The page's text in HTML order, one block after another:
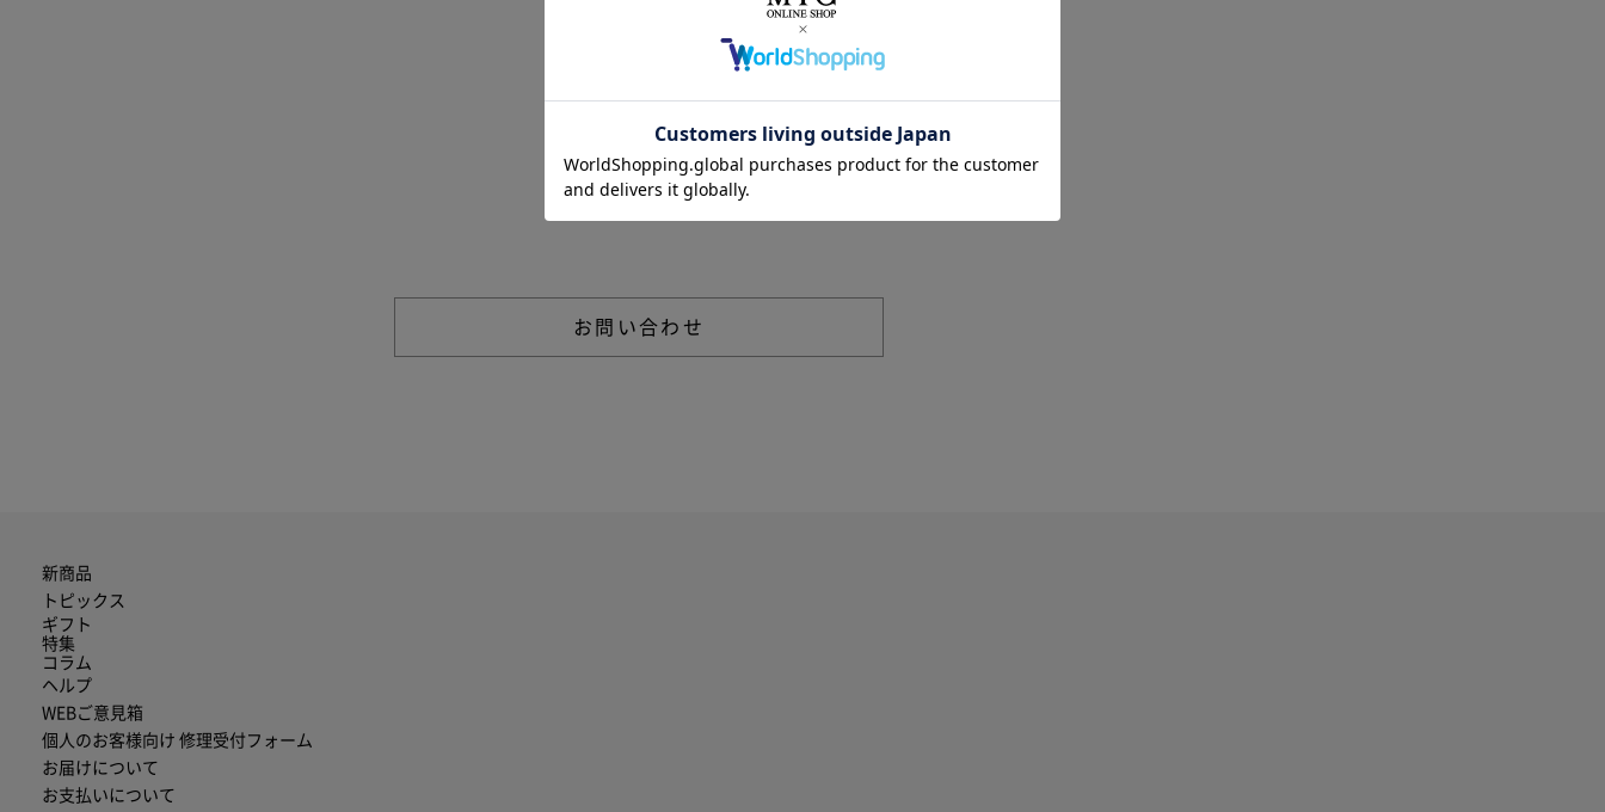
CUSTOMER SUPPORT
カスタマーサポート
お問い合わせ
新商品
トピックス
ギフト
特集
コラム
ヘルプ
WEBご意見箱
個人のお客様向け 修理受付フォーム
お届けについて
お支払いについて